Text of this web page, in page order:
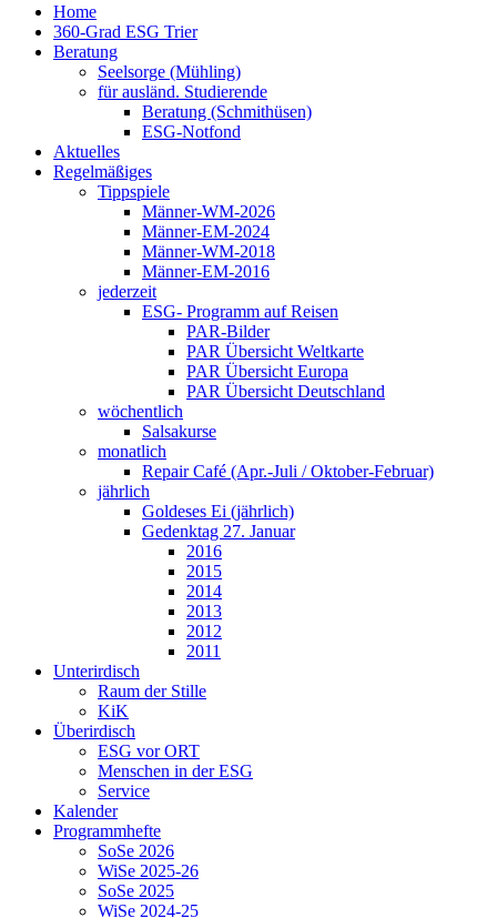
Home
360-Grad ESG Trier
Beratung
Seelsorge (Mühling)
für ausländ. Studierende
Beratung (Schmithüsen)
ESG-Notfond
Aktuelles
Regelmäßiges
Tippspiele
Männer-WM-2026
Männer-EM-2024
Männer-WM-2018
Männer-EM-2016
jederzeit
ESG- Programm auf Reisen
PAR-Bilder
PAR Übersicht Weltkarte
PAR Übersicht Europa
PAR Übersicht Deutschland
wöchentlich
Salsakurse
monatlich
Repair Café (Apr.-Juli / Oktober-Februar)
jährlich
Goldeses Ei (jährlich)
Gedenktag 27. Januar
2016
2015
2014
2013
2012
2011
Unterirdisch
Raum der Stille
KiK
Überirdisch
ESG vor ORT
Menschen in der ESG
Service
Kalender
Programmhefte
SoSe 2026
WiSe 2025-26
SoSe 2025
WiSe 2024-25